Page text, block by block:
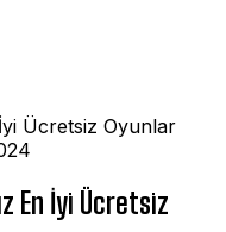
Ücretsiz Oyunlar
En İyi Ücretsiz